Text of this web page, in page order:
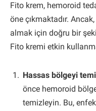
Fito krem, hemoroid
öne çıkmaktadır.
almak için doğru bir
Fito kremi etkin
Hassas bölgeyi
önce hemoroid
temizleyin. Bu,